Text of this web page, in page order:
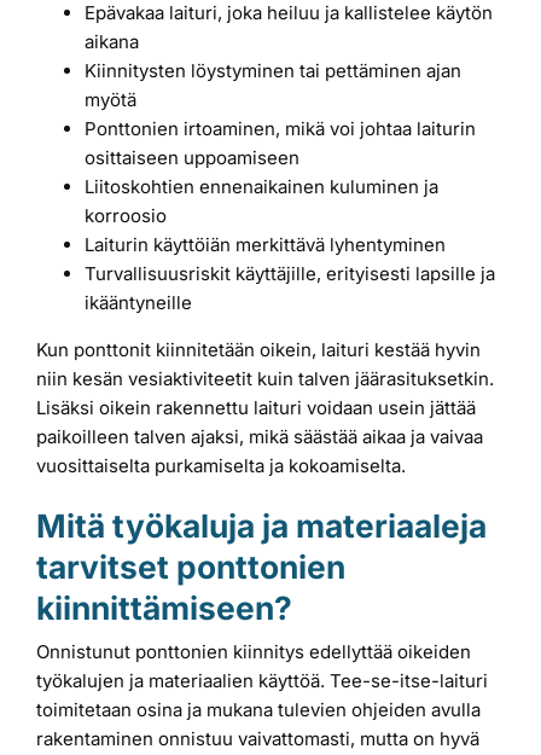
Epävakaa laituri, joka heiluu ja kallistelee käytön
aikana
Kiinnitysten löystyminen tai pettäminen ajan
myötä
Ponttonien irtoaminen, mikä voi johtaa laiturin
osittaiseen uppoamiseen
Liitoskohtien ennenaikainen kuluminen ja
korroosio
Laiturin käyttöiän merkittävä lyhentyminen
Turvallisuusriskit käyttäjille, erityisesti lapsille ja
ikääntyneille
Kun ponttonit kiinnitetään oikein, laituri kestää hyvin
niin kesän vesiaktiviteetit kuin talven jäärasituksetkin.
Lisäksi oikein rakennettu laituri voidaan usein jättää
paikoilleen talven ajaksi, mikä säästää aikaa ja vaivaa
vuosittaiselta purkamiselta ja kokoamiselta.
Mitä työkaluja ja materiaaleja
tarvitset ponttonien
kiinnittämiseen?
Onnistunut ponttonien kiinnitys edellyttää oikeiden
työkalujen ja materiaalien käyttöä. Tee-se-itse-laituri
toimitetaan osina ja mukana tulevien ohjeiden avulla
rakentaminen onnistuu vaivattomasti, mutta on hyvä